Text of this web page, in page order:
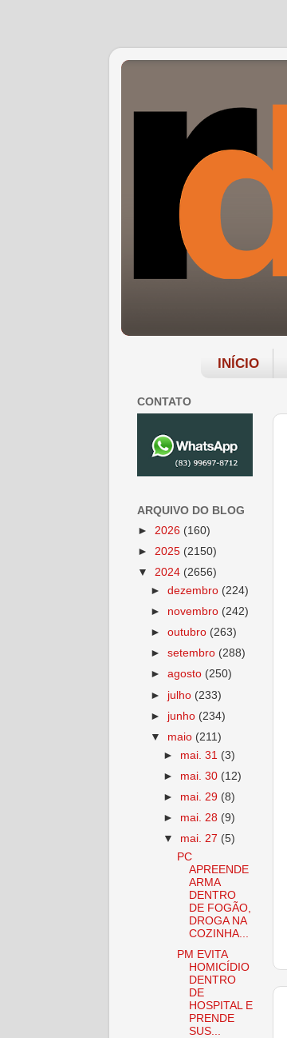
INÍCIO
CONTATO
ARQUIVO DO BLOG
► 2026 (160)
► 2025 (2150)
▼ 2024 (2656)
►dezembro (224)
► novembro (242)
►outubro (263)
►setembro (288)
►agosto (250)
► julho (233)
► junho (234)
▼ maio (211)
► mai. 31 (3)
► mai. 30 (12)
► mai. 29 (8)
► mai. 28 (9)
▼ mai. 27 (5)
PC
APREENDE
ARMA
DENTRO
DE FOGÃO,
DROGA NA
COZINHA...
PM EVITA
HOMICÍDIO
DENTRO
DE
HOSPITAL E
PRENDE
SUS...